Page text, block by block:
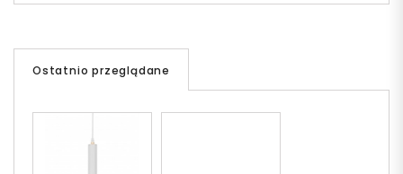
Ostatnio przeglądane